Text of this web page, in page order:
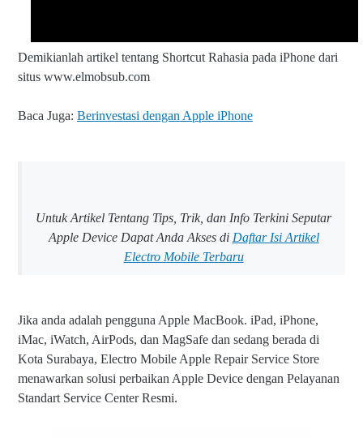
Demikianlah artikel tentang Shortcut Rahasia pada iPhone dari
situs www.elmobsub.com
Baca Juga: Berinvestasi dengan Apple iPhone
Untuk Artikel Tentang Tips, Trik, dan Info Terkini Seputar
Apple Device Dapat Anda Akses di Daftar Isi Artikel
Electro Mobile Terbaru
Jika anda adalah pengguna Apple MacBook. iPad, iPhone,
iMac, iWatch, AirPods, dan MagSafe dan sedang berada di
Kota Surabaya, Electro Mobile Apple Repair Service Store
menawarkan solusi perbaikan Apple Device dengan Pelayanan
Standart Service Center Resmi.